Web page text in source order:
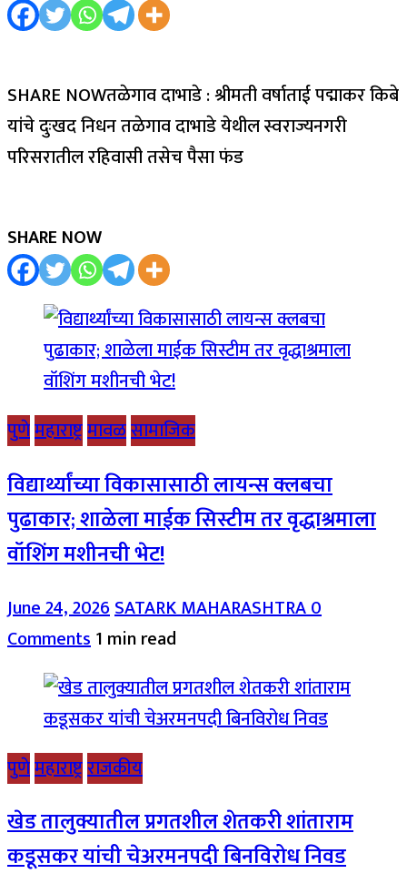
SHARE NOWतळेगाव दाभाडे : श्रीमती वर्षाताई पद्माकर किबे
यांचे दुःखद निधन तळेगाव दाभाडे येथील स्वराज्यनगरी
परिसरातील रहिवासी तसेच पैसा फंड
SHARE NOW
पुणेमहाराष्ट्रमावळसामाजिक
विद्यार्थ्यांच्या विकासासाठी लायन्स क्लबचा
पुढाकार; शाळेला माईक सिस्टीम तर वृद्धाश्रमाला
वॉशिंग मशीनची भेट!
June 24, 2026SATARK MAHARASHTRA0
Comments1 min read
पुणेमहाराष्ट्रराजकीय
खेड तालुक्यातील प्रगतशील शेतकरी शांताराम
कडूसकर यांची चेअरमनपदी बिनविरोध निवड